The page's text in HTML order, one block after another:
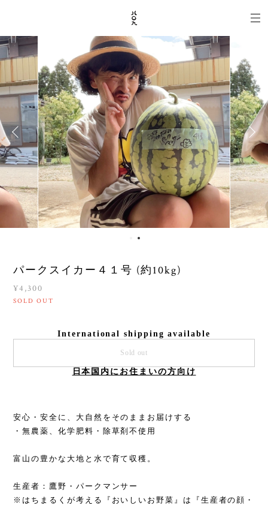
パークスイカー４１号 (約10kg)
¥4,300
SOLD OUT
International shipping available
Sold out
日本国内にお住まいの方向け
安心・安全に、大自然をそのままお届けする
・無農薬、化学肥料・除草剤不使用
富山の豊かな大地と水で育て収穫。
生産者：鷹野・パークマンサー
※はちまるくが考える『おいしいお野菜』は『生産者の顔・